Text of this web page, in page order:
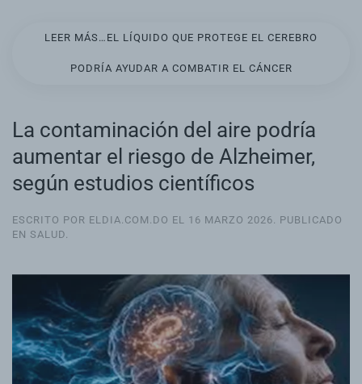
LEER MÁS…EL LÍQUIDO QUE PROTEGE EL CEREBRO
PODRÍA AYUDAR A COMBATIR EL CÁNCER
La contaminación del aire podría
aumentar el riesgo de Alzheimer,
según estudios científicos
ESCRITO POR ELDIA.COM.DO EL 16 MARZO 2026. PUBLICADO
EN SALUD.